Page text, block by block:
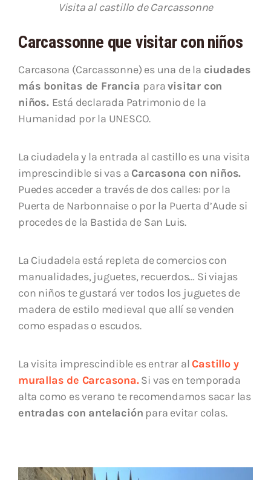
Visita al castillo de Carcassonne
Carcassonne que visitar con niños
Carcasona (Carcassonne) es una de la ciudades
más bonitas de Francia paravisitar con
niños. Está declarada Patrimonio de la
Humanidad por la UNESCO.
La ciudadela y la entrada al castillo es una visita
imprescindible si vas a Carcasona con niños.
Puedes acceder a través de dos calles: por la
Puerta de Narbonnaise o por la Puerta d’Aude si
procedes de la Bastida de San Luis.
La Ciudadela está repleta de comercios con
manualidades, juguetes, recuerdos… Si viajas
con niños te gustará ver todos los juguetes de
madera de estilo medieval que allí se venden
como espadas o escudos.
La visita imprescindible es entrar alCastillo y
murallas de Carcasona.Si vas en temporada
alta como es verano te recomendamos sacar las
entradas con antelación para evitar colas.